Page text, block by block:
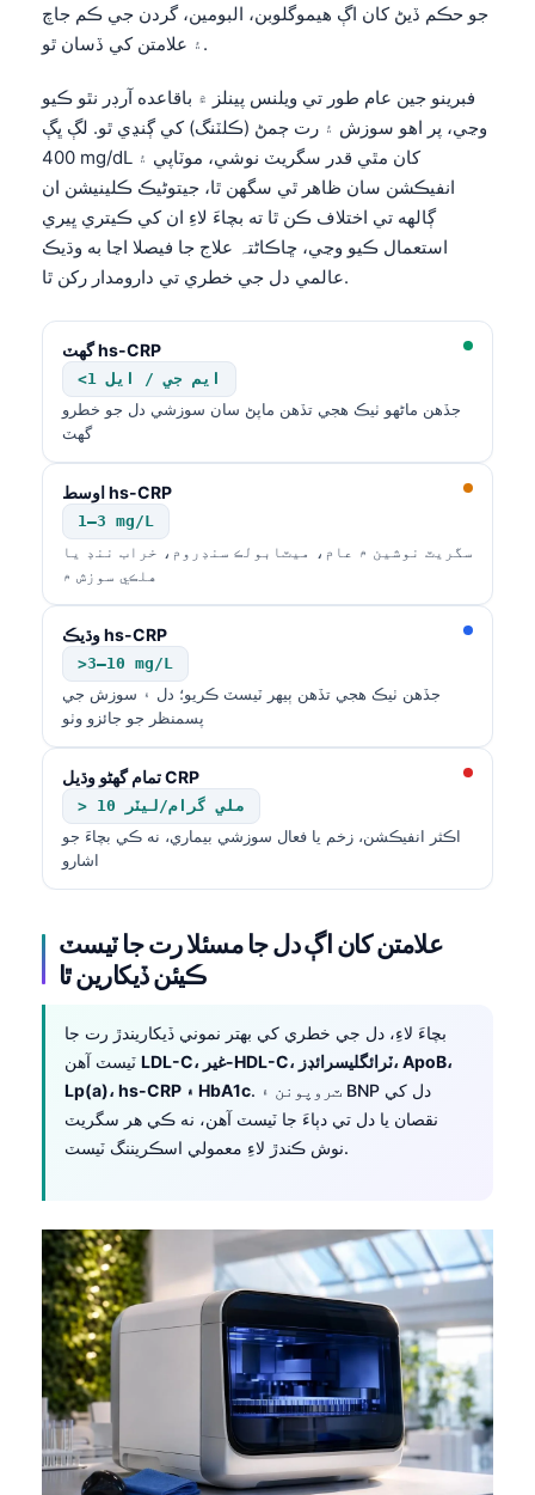
جو حڪم ڏيڻ کان اڳ هيموگلوبن، البومين، گردن جي ڪم جاچ
۽ علامتن کي ڏسان ٿو.
فبرينو جين عام طور تي ويلنس پينلز ۾ باقاعده آرڊر نٿو ڪيو
وڃي، پر اهو سوزش ۽ رت ڄمڻ (ڪلٽنگ) کي ڳنڍي ٿو. لڳ ڀڳ
400 mg/dL کان مٿي قدر سگريٽ نوشي، موٽاپي ۽
انفيڪشن سان ظاهر ٿي سگهن ٿا، جيتوڻيڪ ڪلينيشن ان
ڳالهه تي اختلاف ڪن ٿا ته بچاءَ لاءِ ان کي ڪيتري ڀيري
استعمال ڪيو وڃي، ڇاڪاڻ⁠تہ علاج جا فيصلا اڃا به وڌيڪ
عالمي دل جي خطري تي دارومدار رکن ٿا.
گهٽ hs-CRP
<1 ايم جي / ايل
جڏهن ماڻهو ٺيڪ هجي تڏهن ماپڻ سان سوزشي دل جو خطرو
گهٽ
اوسط hs-CRP
1–3 mg/L
سگريٽ نوشين ۾ عام، ميٽابولڪ سنڊروم، خراب ننڊ يا
هلڪي سوزش ۾
وڌيڪ hs-CRP
>3–10 mg/L
جڏهن ٺيڪ هجي تڏهن ٻيهر ٽيسٽ ڪريو؛ دل ۽ سوزش جي
پسمنظر جو جائزو وٺو
تمام گهڻو وڌيل CRP
> 10 ملي گرام/ليٽر
اڪثر انفيڪشن، زخم يا فعال سوزشي بيماري، نه ڪي بچاءَ جو
اشارو
علامتن کان اڳ دل جا مسئلا رت جا ٽيسٽ
ڪيئن ڏيکارين ٿا
بچاءَ لاءِ، دل جي خطري کي بهتر نموني ڏيکاريندڙ رت جا
LDL-C، غير-HDL-C، ٽرائگليسرائڊز، ApoB،
Lp(a)، hs-CRP ۽ HbA1c. ٽروپونن ۽ BNP دل کي
نقصان يا دل تي دٻاءَ جا ٽيسٽ آهن، نه ڪي هر سگريٽ
نوش ڪندڙ لاءِ معمولي اسڪريننگ ٽيسٽ.